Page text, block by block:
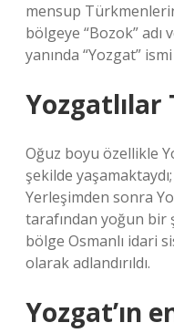
mensup
bölgeye “Bozok” adı
yanında “Yozgat”
Oğuz boyu özellikle
şekilde
Yerleşimden sonra
tarafından yoğun bir
bölge Osmanlı idari
olarak adlandırıldı.
Yozgat’ın